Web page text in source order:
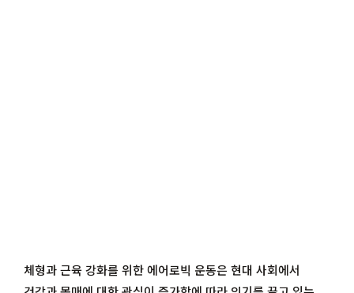
체형과 근육 강화를 위한 에어로빅 운동은 현대 사회에서